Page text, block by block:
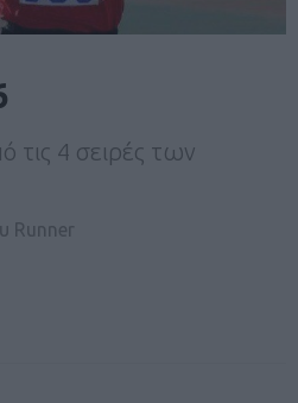
τις 4 σειρές των
Runner